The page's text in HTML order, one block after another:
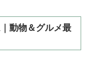
動物＆グルメ最